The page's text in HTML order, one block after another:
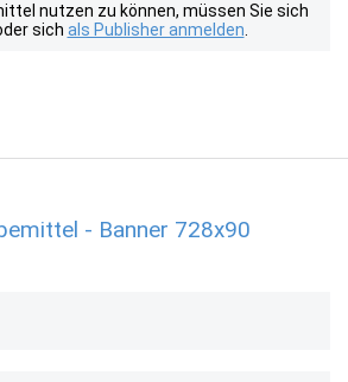
nutzen zu können, müssen Sie sich
sich als Publisher anmelden
- Banner 728x90